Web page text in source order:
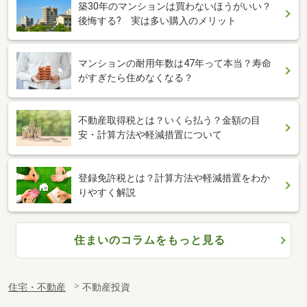
築30年のマンションは買わないほうがいい？
後悔する? 実は多い購入のメリット
マンションの耐用年数は47年って本当？寿命
がすぎたら住めなくなる？
不動産取得税とは？いくら払う？金額の目
安・計算方法や軽減措置について
登録免許税とは？計算方法や軽減措置をわか
りやすく解説
住まいのコラムをもっと見る
住宅・不動産 不動産投資